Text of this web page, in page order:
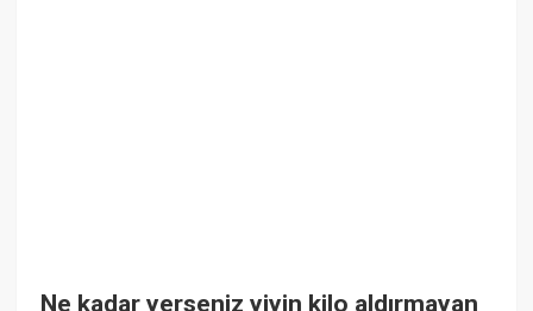
Ne kadar yerseniz yiyin kilo aldırmayan